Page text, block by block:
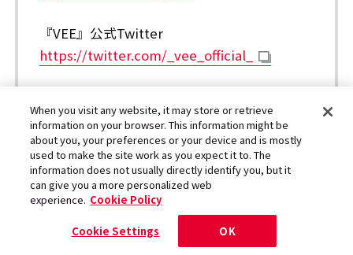
『VEE』公式Twitter
https://twitter.com/_vee_official_
https://www.youtube.com/channel/UCXWi
GKfAXjHUsxa_GNLgv-A
『VEE』Instagram
https://www.instagram.com/_vee_official_/
When you visit any website, it may store or retrieve
information on your browser. This information might be
about you, your preferences or your device and is mostly
used to make the site work as you expect it to. The
information does not usually directly identify you, but it
can give you a more personalized web
experience. Cookie Policy
Cookie Settings OK